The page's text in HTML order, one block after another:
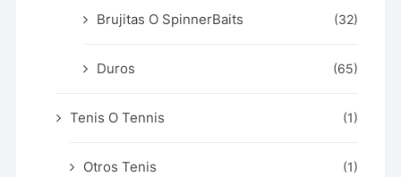
Brujitas O SpinnerBaits (32)
Duros (65)
Tenis O Tennis (1)
Otros Tenis (1)